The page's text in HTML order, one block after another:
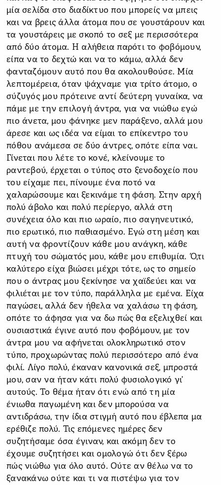
μία σελίδα στο διαδίκτυο που μπορείς να μπεις
και να βρεις άλλα άτομα που σε γουστάρουν και
τα γουστάρεις με σκοπό το σεξ με περισσότερα
από δύο άτομα. Η αλήθεια παρότι το φοβόμουν,
είπα να το δεχτώ και να το κάμω, αλλά δεν
φανταζόμουν αυτό που θα ακολουθούσε. Μία
λεπτομέρεια, όταν ψάχναμε για τρίτο άτομο, ο
σύζυγός μου πρότεινε αντί δεύτερη γυναίκα, να
πάμε με την επιλογή άντρα, για να νιώθω εγώ
πιο άνετα, μου φάνηκε μεν παράξενο, αλλά μου
άρεσε και ως ιδέα να είμαι το επίκεντρο του
πόθου ανάμεσα σε δύο άντρες, οπότε είπα ναι.
Γίνεται που λέτε το κονέ, κλείνουμε το
ραντεβού, έρχεται ο τύπος στο ξενοδοχείο που
του είχαμε πει, πίνουμε ένα ποτό να
χαλαρώσουμε και ξεκινάμε τη φάση. Στην αρχή
πολύ άβολο και πολύ περίεργο, αλλά στη
συνέχεια όλο και πιο ωραίο, πιο σαγηνευτικό,
πιο ερωτικό, πιο παθιασμένο. Εγώ στη μέση και
αυτή να φροντίζουν κάθε μου ανάγκη, κάθε
πτυχή του σώματός μου, κάθε μου επιθυμία. Ό,τι
καλύτερο είχα βιώσει μέχρι τότε, ως το σημείο
που ο άντρας μου ξεκίνησε να χαϊδεύει και να
φιλιέται με τον τύπο, παράλληλα με εμένα. Είχα
παγώσει, αλλά δεν ήθελα να χαλάσω τη φάση,
οπότε το άφησα για να δω πώς θα εξελιχθεί και
ουσιαστικά έγινε αυτό που φοβόμουν, με τον
άντρα μου να αφήνεται ολοκληρωτικό στον
τύπο, προχωρώντας πολύ περισσότερο από ένα
φιλί. Λίγο πολύ, έκαναν κανονικά σεξ, μπροστά
μου, σαν να ήταν κάτι πολύ φυσιολογικό γι’
αυτούς. Το θέμα ήταν ότι ενώ από τη μία
ένιωθα παγωμένη και δεν μπορούσα να
αντιδράσω, την ίδια στιγμή αυτό που έβλεπα μα
ερέθιζε πολύ. Τις επόμενες ημέρες δεν
συζητήσαμε όσα έγιναν, και ακόμη δεν το
έχουμε συζητήσει και ομολογώ ότι δεν ξέρω
πώς νιώθω για όλο αυτό. Ούτε αν θέλω να το
ξανακάνω ούτε και τι να πιστέψω για τον